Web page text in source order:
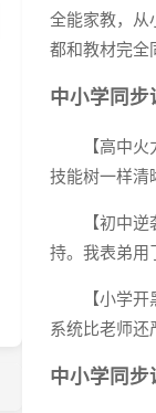
全能家教，从
都和教材完全
中小学同步
【高中
技能树一样清
【初中
持。我表弟用
【小学
系统比老师还
中小学同步